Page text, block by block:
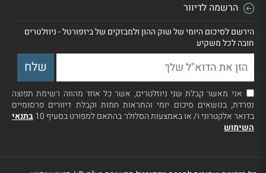
הרשמה לדיוור
הירשם לסיכום היומי של שוק ההון ולמבזקים של ביזפורטל - ניוזלטרים
חובה לכל משקיע
אני מאשר קבלת שני ניוזלטרים, אשר כל אחד מהווה רשימת תפוצה
נפרדת, בנושאים סיכום יומי והתראות חמות וקבלת דיוורים פרסומיים
בדואר אלקטרוני ו/ או באמצעות הסלולר בהתאם למפורט בסעיף 10
בתנאי
השימוש